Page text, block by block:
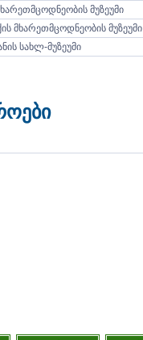
ᲛᲣᲖᲔᲣᲛᲘ
ᲛᲮᲐᲠᲔᲗᲛᲪᲝᲓᲜᲔᲝᲑᲘᲡ ᲛᲣᲖᲔᲣᲛᲘ
ᲡᲐᲮᲚ-ᲛᲣᲖᲔᲣᲛᲘ